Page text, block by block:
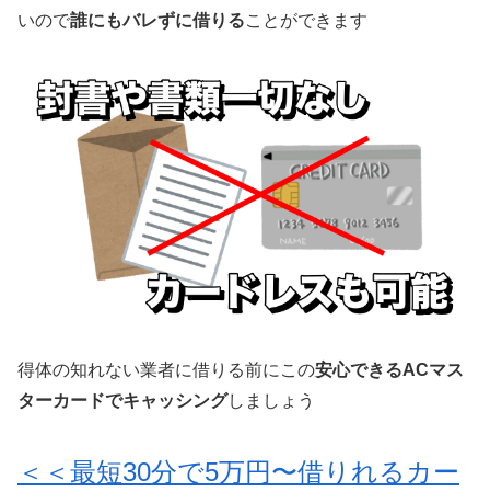
いので誰にもバレずに借りることができます
得体の知れない業者に借りる前にこの安心できるACマス
ターカードでキャッシングしましょう
＜＜最短30分で5万円〜借りれるカー